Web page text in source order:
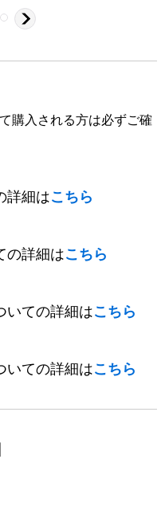
購入される方は必ずご確
詳細はこちら
の詳細はこちら
いての詳細はこちら
いての詳細はこちら